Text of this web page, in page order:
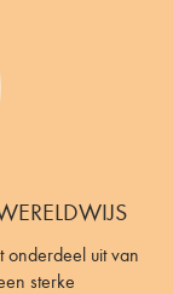
onderdeel uit van
sterke